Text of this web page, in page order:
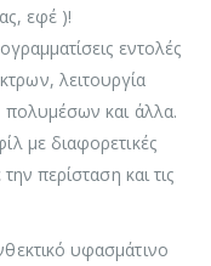
εφέ )!
εντολές
λειτουργία
πολυμέσων και άλλα.
με διαφορετικές
περίσταση και τις
υφασμάτινο